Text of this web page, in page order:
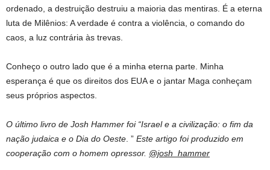
ordenado, a destruição destruiu a maioria das mentiras. É a eterna
luta de Milênios: A verdade é contra a violência, o comando do
caos, a luz contrária às trevas.
Conheço o outro lado que é a minha eterna parte. Minha
esperança é que os direitos dos EUA e o jantar Maga conheçam
seus próprios aspectos.
O último livro de Josh Hammer foi “Israel e a civilização: o fim da
nação judaica e o Dia do Oeste . ” Este artigo foi produzido em
cooperação com o homem opressor. @josh_hammer